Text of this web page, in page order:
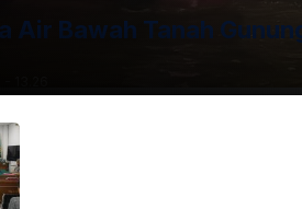
Air Bawah Tanah